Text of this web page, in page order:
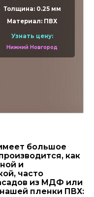
Толщина: 0.25 мм
Материал: ПВХ
Узнать цену:
Нижний Новгород
большое
как
и
часто
из МДФ или
пленки ПВХ: